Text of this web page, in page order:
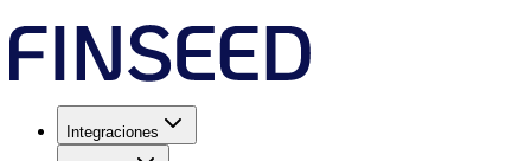
Integraciones